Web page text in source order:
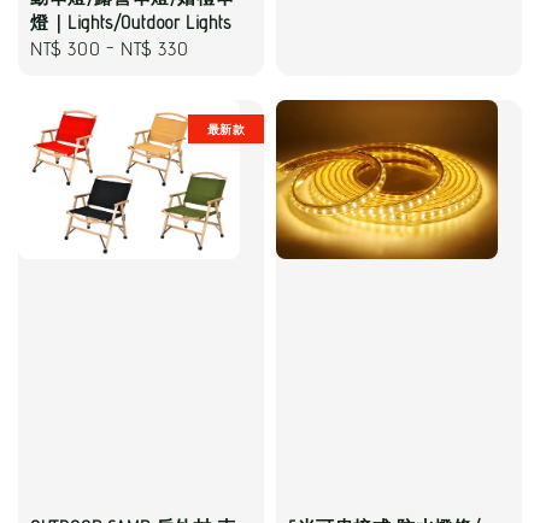
燈｜Lights/Outdoor Lights
Regular
NT$ 300 - NT$ 330
最新款